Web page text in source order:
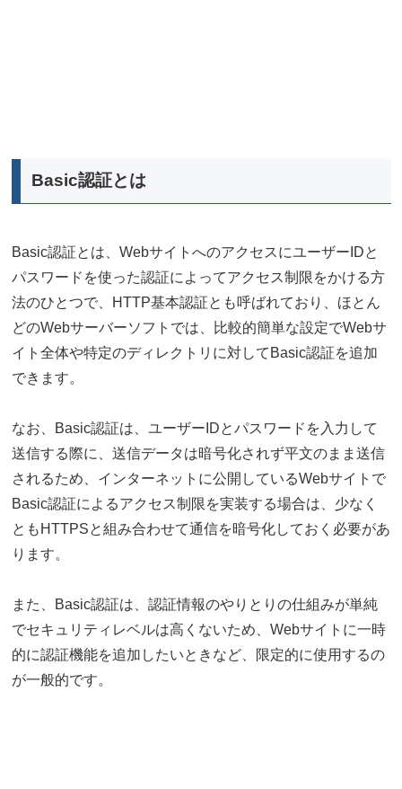
Basic認証とは
Basic認証とは、WebサイトへのアクセスにユーザーIDと
パスワードを使った認証によってアクセス制限をかける方
法のひとつで、HTTP基本認証とも呼ばれており、ほとん
どのWebサーバーソフトでは、比較的簡単な設定でWebサ
イト全体や特定のディレクトリに対してBasic認証を追加
できます。
なお、Basic認証は、ユーザーIDとパスワードを入力して
送信する際に、送信データは暗号化されず平文のまま送信
されるため、インターネットに公開しているWebサイトで
Basic認証によるアクセス制限を実装する場合は、少なく
ともHTTPSと組み合わせて通信を暗号化しておく必要があ
ります。
また、Basic認証は、認証情報のやりとりの仕組みが単純
でセキュリティレベルは高くないため、Webサイトに一時
的に認証機能を追加したいときなど、限定的に使用するの
が一般的です。